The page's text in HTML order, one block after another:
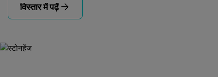
विस्तार में पढ़ें arrow_forward